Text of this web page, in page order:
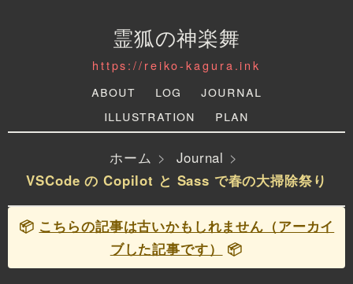
霊狐の神楽舞
https://reiko-kagura.ink
About Log
Journal
Illustration
Plan
ホーム
Journal
VSCode の Copilot と Sass で春の大掃除祭り
📦 こちらの記事は古いかもしれません（アーカイ
ブした記事です）
📦